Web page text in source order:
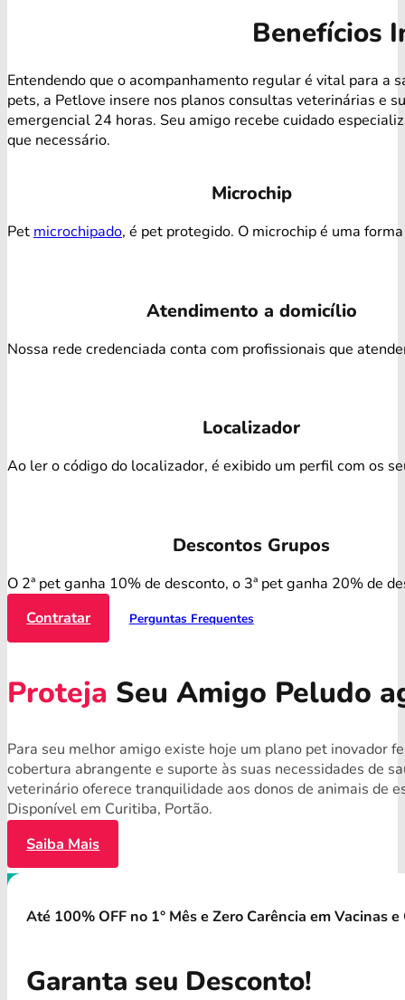
Benefícios
Entendendo que o acompanhamento regular é vital para a
pets, a Petlove insere nos planos consultas veterinárias e
emergencial 24 horas. Seu amigo recebe cuidado
que necessário.
Microchip
Pet microchipado, é pet protegido. O microchip é uma
Atendimento a domicílio
Nossa rede credenciada conta com profissionais que
Localizador
Ao ler o código do localizador, é exibido um perfil com os
Descontos Grupos
O 2ª pet ganha 10% de desconto, o 3ª pet ganha 20% de
Contratar
Perguntas Frequentes
Proteja Seu Amigo Peludo
Para seu melhor amigo existe hoje um plano pet inovador
cobertura abrangente e suporte às suas necessidades de
veterinário oferece tranquilidade aos donos de animais de
Disponível em Curitiba, Portão.
Saiba Mais
Até 100% OFF no 1° Mês e Zero Carência em Vacinas
Garanta seu Desconto!